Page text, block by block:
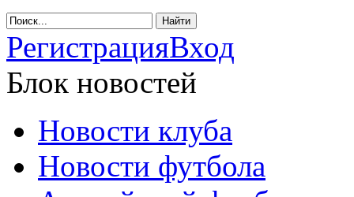
РегистрацияВход
Блок новостей
Новости клуба
Новости футбола